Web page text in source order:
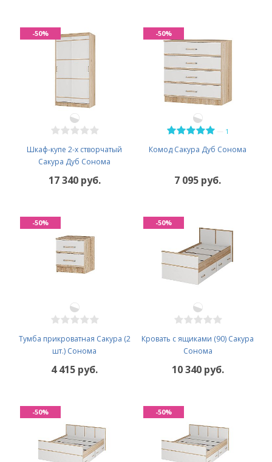
Шкаф-купе 2-х створчатый
Сакура Дуб Сонома
17 340 руб.
-50%
1
Комод Сакура Дуб Сонома
7 095 руб.
-50%
Тумба прикроватная Сакура (2
шт.) Сонома
4 415 руб.
-50%
Кровать с ящиками (90) Сакура
Сонома
10 340 руб.
-50%
-50% -50%